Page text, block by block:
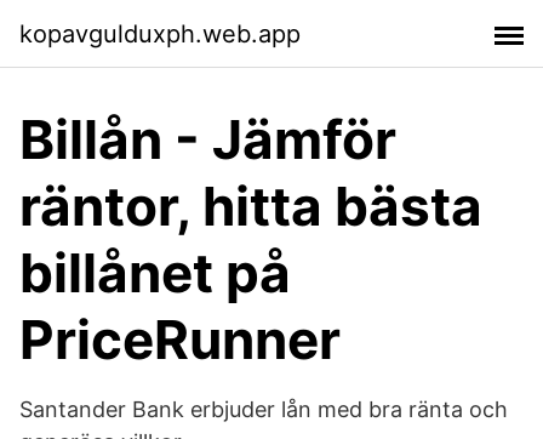
kopavgulduxph.web.app
Billån - Jämför
räntor, hitta bästa
billånet på
PriceRunner
Santander Bank erbjuder lån med bra ränta och